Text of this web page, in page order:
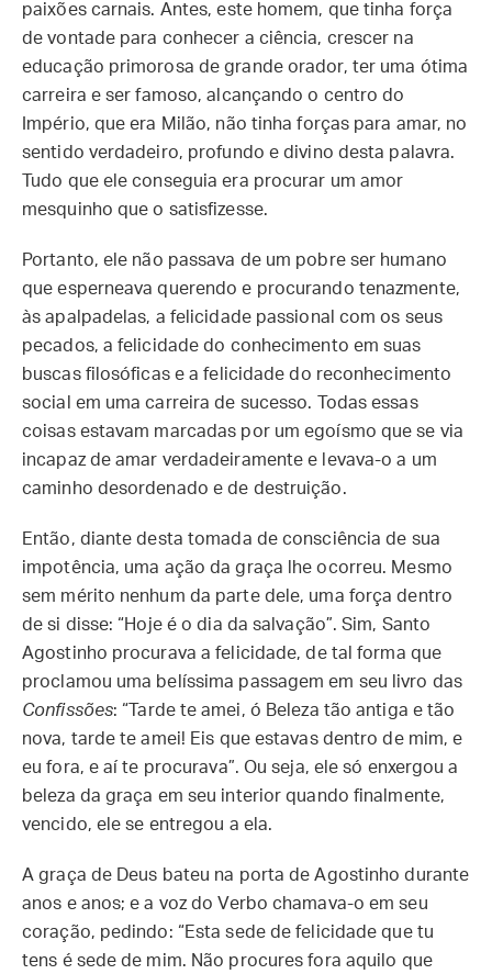
paixões carnais. Antes, este homem, que tinha força
de vontade para conhecer a ciência, crescer na
educação primorosa de grande orador, ter uma ótima
carreira e ser famoso, alcançando o centro do
Império, que era Milão, não tinha forças para amar, no
sentido verdadeiro, profundo e divino desta palavra.
Tudo que ele conseguia era procurar um amor
mesquinho que o satisfizesse.
Portanto, ele não passava de um pobre ser humano
que esperneava querendo e procurando tenazmente,
às apalpadelas, a felicidade passional com os seus
pecados, a felicidade do conhecimento em suas
buscas filosóficas e a felicidade do reconhecimento
social em uma carreira de sucesso. Todas essas
coisas estavam marcadas por um egoísmo que se via
incapaz de amar verdadeiramente e levava-o a um
caminho desordenado e de destruição.
Então, diante desta tomada de consciência de sua
impotência, uma ação da graça lhe ocorreu. Mesmo
sem mérito nenhum da parte dele, uma força dentro
de si disse: “Hoje é o dia da salvação”. Sim, Santo
Agostinho procurava a felicidade, de tal forma que
proclamou uma belíssima passagem em seu livro das
Confissões: “Tarde te amei, ó Beleza tão antiga e tão
nova, tarde te amei! Eis que estavas dentro de mim, e
eu fora, e aí te procurava”. Ou seja, ele só enxergou a
beleza da graça em seu interior quando finalmente,
vencido, ele se entregou a ela.
A graça de Deus bateu na porta de Agostinho durante
anos e anos; e a voz do Verbo chamava-o em seu
coração, pedindo: “Esta sede de felicidade que tu
tens é sede de mim. Não procures fora aquilo que